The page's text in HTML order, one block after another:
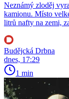
Neznámý zloděj
kamionu. Místo
litrů nafty na zemi,
Budějcká Drbna
dnes, 17:29
1 min